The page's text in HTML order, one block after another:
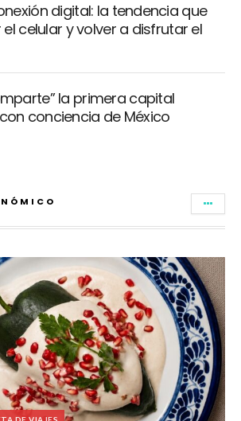
digital: la tendencia que
celular y volver a disfrutar el
la primera capital
conciencia de México